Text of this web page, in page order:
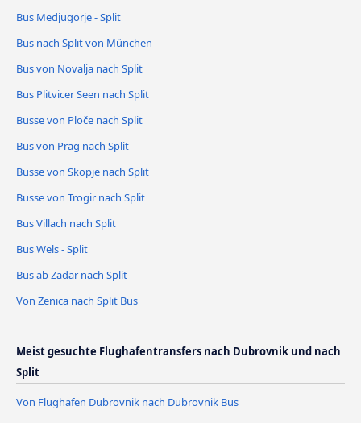
Bus Medjugorje - Split
Bus nach Split von München
Bus von Novalja nach Split
Bus Plitvicer Seen nach Split
Busse von Ploče nach Split
Bus von Prag nach Split
Busse von Skopje nach Split
Busse von Trogir nach Split
Bus Villach nach Split
Bus Wels - Split
Bus ab Zadar nach Split
Von Zenica nach Split Bus
Meist gesuchte Flughafentransfers nach Dubrovnik und nach
Split
Von Flughafen Dubrovnik nach Dubrovnik Bus